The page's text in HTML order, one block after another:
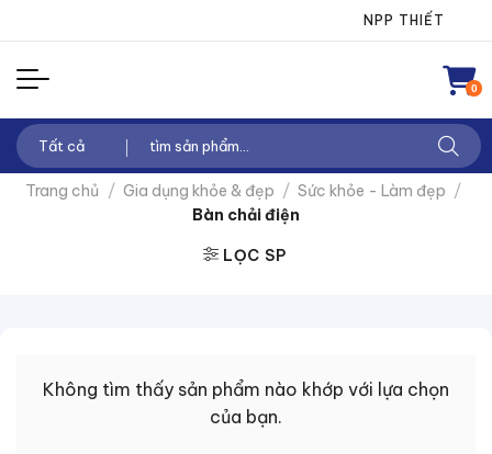
nội
dung
NPP THIẾT BỊ
0
Tìm
kiếm:
Trang chủ / Gia dụng khỏe & đẹp / Sức khỏe - Làm đẹp /
Bàn chải điện
LỌC SP
Không tìm thấy sản phẩm nào khớp với lựa chọn
của bạn.